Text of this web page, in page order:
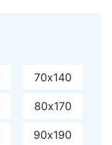
70х140
80х170
90х190